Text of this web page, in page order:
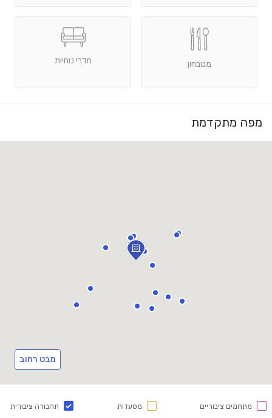
מטבחון חדרי נוחיות
מפה מתקדמת
מבט רחוב
מתחמים ציבוריים מסעדות תחבורה ציבורית